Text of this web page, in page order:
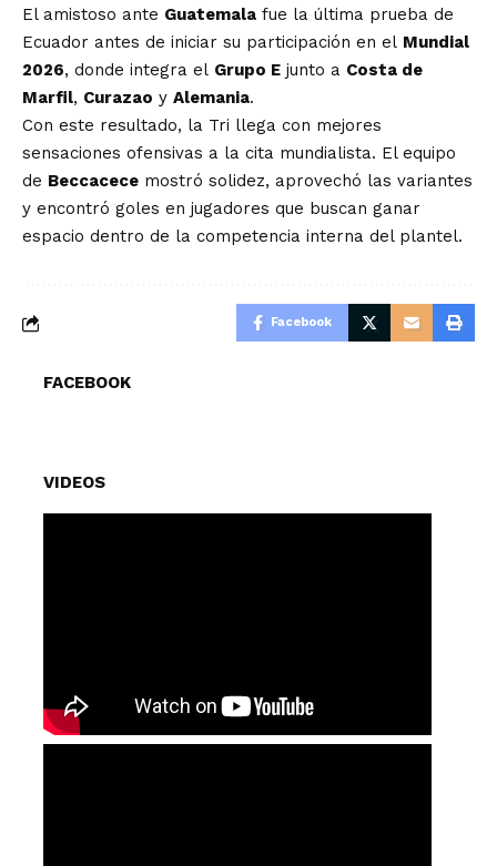
El amistoso ante Guatemala fue la última prueba de
Ecuador antes de iniciar su participación en el Mundial
2026, donde integra el Grupo E junto a Costa de
Marfil, Curazao y Alemania.
Con este resultado, la Tri llega con mejores
sensaciones ofensivas a la cita mundialista. El equipo
de Beccacece mostró solidez, aprovechó las variantes
y encontró goles en jugadores que buscan ganar
espacio dentro de la competencia interna del plantel.
Facebook
FACEBOOK
VIDEOS